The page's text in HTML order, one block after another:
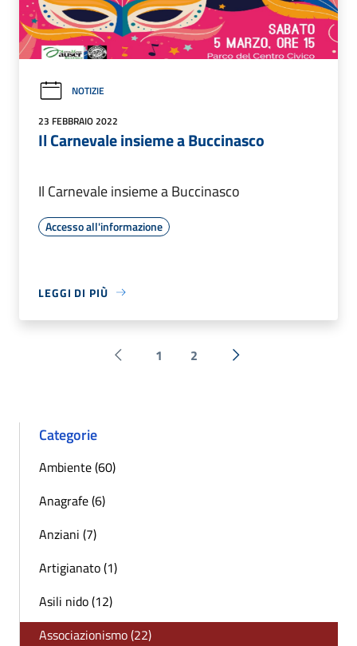
NOTIZIE
23 FEBBRAIO 2022
Il Carnevale insieme a Buccinasco
Il Carnevale insieme a Buccinasco
Accesso all'informazione
LEGGI DI PIÙ
Pagina precedente
1 2 Successiva »
Categorie
Ambiente (60)
Anagrafe (6)
Anziani (7)
Artigianato (1)
Asili nido (12)
Associazionismo (22)